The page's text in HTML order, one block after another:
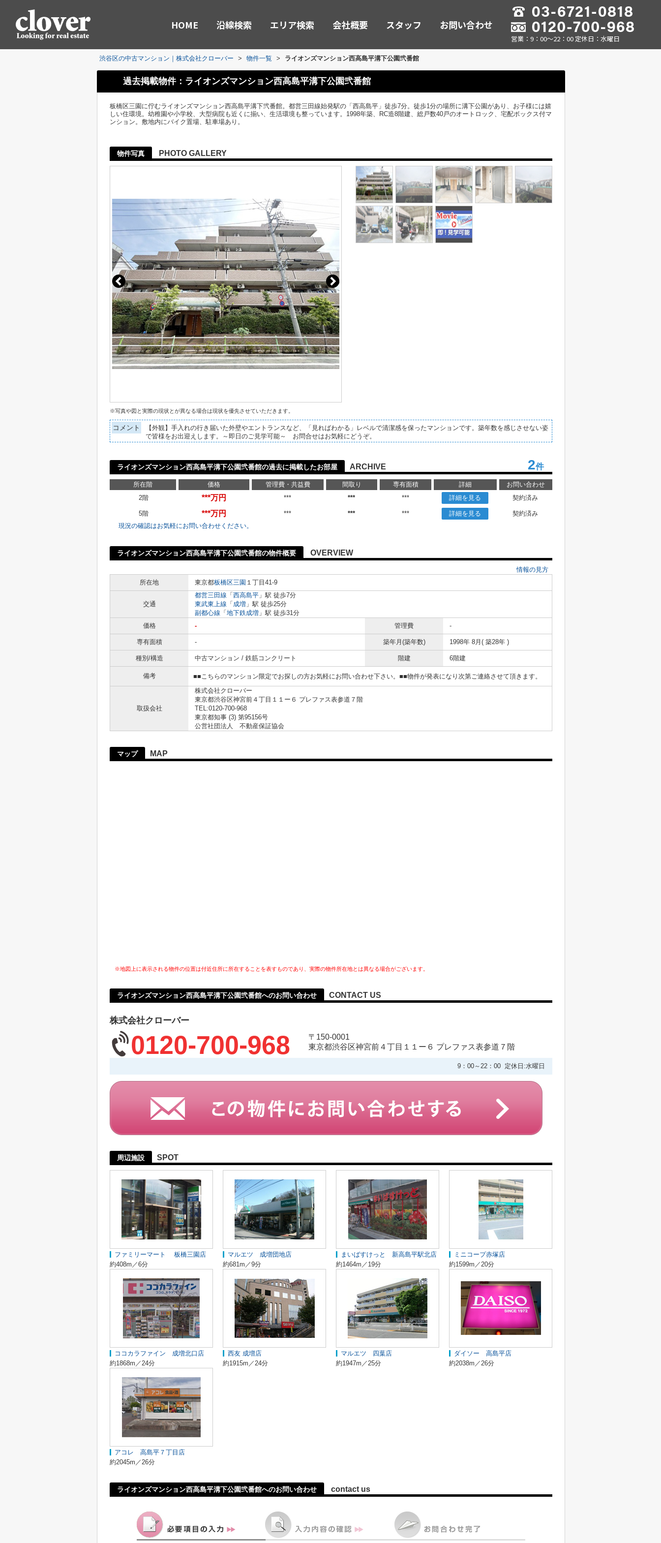
HOME 沿線検索 エリア検索 会社概要 スタッフ お問い合わせ
営業：9：00～22：00 定休日：水曜日
渋谷区の中古マンション｜株式会社クローバー > 物件一覧 > ライオンズマンション西高島平溝下公園弐番館
過去掲載物件：ライオンズマンション西高島平溝下公園弐番館
板橋区三園に佇むライオンズマンション西高島平溝下弐番館。都営三田線始発駅の「西高島平」徒歩7分。徒歩1分の場所に溝下公園があり、お子様には嬉
しい住環境。幼稚園や小学校、大型病院も近くに揃い、生活環境も整っています。1998年築、RC造8階建、総戸数40戸のオートロック、宅配ボックス付マ
ンション。敷地内にバイク置場、駐車場あり。
物件写真 PHOTO GALLERY
※写真や図と実際の現状とが異なる場合は現状を優先させていただきます。
コメント
【外観】手入れの行き届いた外壁やエントランスなど、「見ればわかる」レベルで清潔感を保ったマンションです。築年数を感じさせない姿
で皆様をお出迎えします。～即日のご見学可能～ お問合せはお気軽にどうぞ。
ライオンズマンション西高島平溝下公園弐番館の過去に掲載したお部屋 ARCHIVE 2件
所在階 価格 管理費・共益費 間取り 専有面積 詳細
お問い合わせ
2階
***万円 *** *** *** 詳細を見る 契約済み
5階 ***万円 *** *** *** 詳細を見る
契約済み
現況の確認はお気軽にお問い合わせください。
ライオンズマンション西高島平溝下公園弐番館の物件概要 OVERVIEW
情報の見方
所在地
東京都板橋区三園 １丁目41-9
交通
都営三田線 「 西高島平 」駅 徒歩7分
東武東上線 「 成増 」駅 徒歩25分
副都心線 「 地下鉄成増 」駅 徒歩31分
価格
- 管理費 -
専有面積 - 築年月(築年数) 1998年 8月( 築28年 )
種別/構造 中古マンション / 鉄筋コンクリート 階建 6階建
備考 ■■こちらのマンション限定でお探しの方お気軽にお問い合わせ下さい。■■物件が発表になり次第ご連絡させて頂きます。
取扱会社
株式会社クローバー
東京都渋谷区神宮前４丁目１１ー６ プレファス表参道７階
TEL:0120-700-968
東京都知事 (3) 第95156号
公営社団法人 不動産保証協会
マップ MAP
※地図上に表示される物件の位置は付近住所に所在することを表すものであり、実際の物件所在地とは異なる場合がございます。
ライオンズマンション西高島平溝下公園弐番館へのお問い合わせ CONTACT US
株式会社クローバー
0120-700-968
〒150-0001
東京都渋谷区神宮前４丁目１１ー６ プレファス表参道７階
9：00～22：00 定休日:水曜日
周辺施設 SPOT
ファミリーマート 板橋三園店
約408m／6分
マルエツ 成増団地店
約681m／9分
まいばすけっと 新高島平駅北店
約1464m／19分
ミニコープ赤塚店
約1599m／20分
ココカラファイン 成増北口店
約1868m／24分
西友 成増店
約1915m／24分
マルエツ 四葉店
約1947m／25分
ダイソー 高島平店
約2038m／26分
アコレ 高島平７丁目店
約2045m／26分
ライオンズマンション西高島平溝下公園弐番館へのお問い合わせ contact us